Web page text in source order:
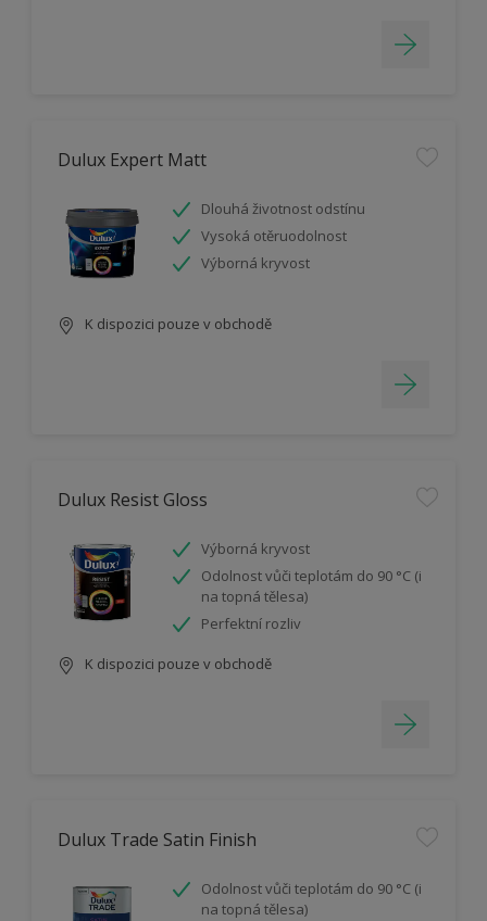
Dulux Expert Matt
Dlouhá životnost odstínu
Vysoká otěruodolnost
Výborná kryvost
K dispozici pouze v obchodě
Dulux Resist Gloss
Výborná kryvost
Odolnost vůči teplotám do 90 °C (i
na topná tělesa)
Perfektní rozliv
K dispozici pouze v obchodě
Dulux Trade Satin Finish
Odolnost vůči teplotám do 90 °C (i
na topná tělesa)